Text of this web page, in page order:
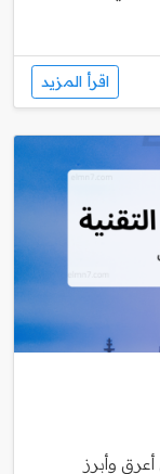
اقرأ المزيد
وأبرز